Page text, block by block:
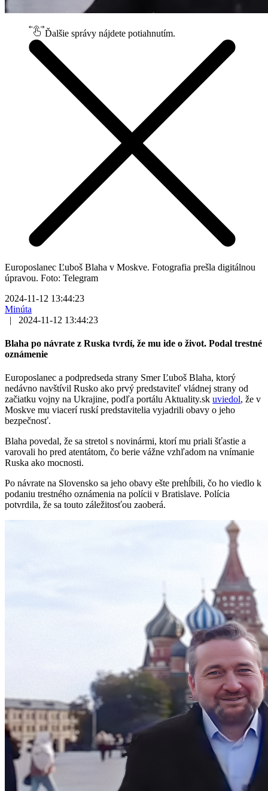
Ďalšie správy nájdete potiahnutím.
Europoslanec Ľuboš Blaha v Moskve. Fotografia prešla digitálnou
úpravou. Foto: Telegram
2024-11-12 13:44:23
Minúta
|
2024-11-12 13:44:23
Blaha po návrate z Ruska tvrdí, že mu ide o život. Podal trestné
oznámenie
Europoslanec a podpredseda strany Smer Ľuboš Blaha, ktorý
nedávno navštívil Rusko ako prvý predstaviteľ vládnej strany od
začiatku vojny na Ukrajine, podľa portálu Aktuality.sk uviedol, že v
Moskve mu viacerí ruskí predstavitelia vyjadrili obavy o jeho
bezpečnosť.
Blaha povedal, že sa stretol s novinármi, ktorí mu priali šťastie a
varovali ho pred atentátom, čo berie vážne vzhľadom na vnímanie
Ruska ako mocnosti.
Po návrate na Slovensko sa jeho obavy ešte prehĺbili, čo ho viedlo k
podaniu trestného oznámenia na polícii v Bratislave. Polícia
potvrdila, že sa touto záležitosťou zaoberá.